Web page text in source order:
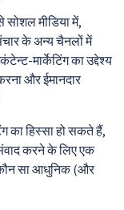
मीडिया में,
के अन्य चैनलों में
मार्केटिंग का उद्देश्य
और ईमानदार
का हिस्सा हो सकते हैं,
करने के लिए एक
सा आधुनिक (और